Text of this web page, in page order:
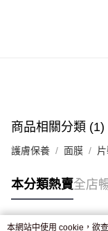
付款後門市自取，訂
商品相關分類 (1)
護膚保養 面膜
本分類熱賣全店
本網站中使用 cookie，欲